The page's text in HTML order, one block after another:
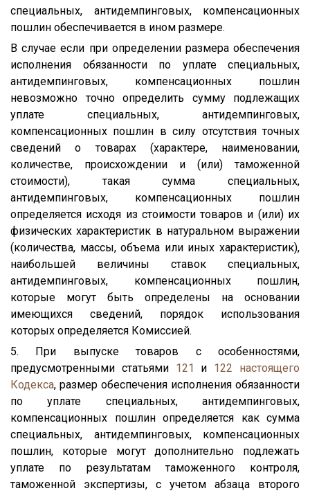
специальных, антидемпинговых, компенсационных
пошлин обеспечивается в ином размере.
В случае если при определении размера обеспечения
исполнения обязанности по уплате специальных,
антидемпинговых, компенсационных пошлин
невозможно точно определить сумму подлежащих
уплате специальных, антидемпинговых,
компенсационных пошлин в силу отсутствия точных
сведений о товарах (характере, наименовании,
количестве, происхождении и (или) таможенной
стоимости), такая сумма специальных,
антидемпинговых, компенсационных пошлин
определяется исходя из стоимости товаров и (или) их
физических характеристик в натуральном выражении
(количества, массы, объема или иных характеристик),
наибольшей величины ставок специальных,
антидемпинговых, компенсационных пошлин,
которые могут быть определены на основании
имеющихся сведений, порядок использования
которых определяется Комиссией.
5. При выпуске товаров с особенностями,
предусмотренными статьями 121 и 122
настоящего
Кодекса, размер обеспечения исполнения обязанности
по уплате специальных, антидемпинговых,
компенсационных пошлин определяется как сумма
специальных, антидемпинговых, компенсационных
пошлин, которые могут дополнительно подлежать
уплате по результатам таможенного контроля,
таможенной экспертизы, с учетом абзаца второго